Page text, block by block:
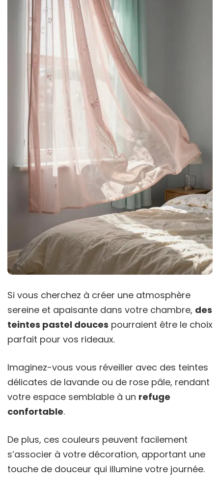
Si vous cherchez à créer une atmosphère
sereine et apaisante dans votre chambre, des
teintes pastel douces pourraient être le choix
parfait pour vos rideaux.
Imaginez-vous vous réveiller avec des teintes
délicates de lavande ou de rose pâle, rendant
votre espace semblable à un refuge
confortable.
De plus, ces couleurs peuvent facilement
s’associer à votre décoration, apportant une
touche de douceur qui illumine votre journée.